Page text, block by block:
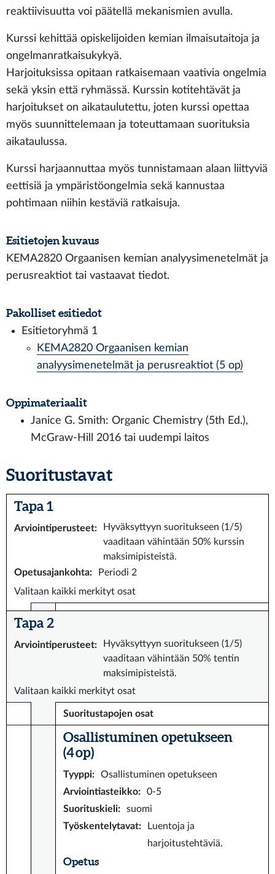
reaktiivisuutta voi päätellä mekanismien avulla.
Kurssi kehittää opiskelijoiden kemian ilmaisutaitoja ja
ongelmanratkaisukykyä.
Harjoituksissa opitaan ratkaisemaan vaativia ongelmia
sekä yksin että ryhmässä. Kurssin kotitehtävät ja
harjoitukset on aikataulutettu, joten kurssi opettaa
myös suunnittelemaan ja toteuttamaan suorituksia
aikataulussa.
Kurssi harjaannuttaa myös tunnistamaan alaan liittyviä
eettisiä ja ympäristöongelmia sekä kannustaa
pohtimaan niihin kestäviä ratkaisuja.
Esitietojen kuvaus
KEMA2820 Orgaanisen kemian analyysimenetelmät ja
perusreaktiot tai vastaavat tiedot.
Pakolliset esitiedot
Esitietoryhmä 1
KEMA2820 Orgaanisen kemian
analyysimenetelmät ja perusreaktiot (5 op)
Oppimateriaalit
Janice G. Smith: Organic Chemistry (5th Ed.),
McGraw-Hill 2016 tai uudempi laitos
Suoritustavat
Tapa 1
Arviointiperusteet:
Hyväksyttyyn suoritukseen (1/5)
vaaditaan vähintään 50% kurssin
maksimipisteistä.
Opetusajankohta:
Periodi 2
Valitaan kaikki merkityt osat
Tapa 2
Arviointiperusteet:
Hyväksyttyyn suoritukseen (1/5)
vaaditaan vähintään 50% tentin
maksimipisteistä.
Valitaan kaikki merkityt osat
Suoritustapojen osat
Osallistuminen opetukseen
(4 op)
Tyyppi:
Osallistuminen opetukseen
Arviointiasteikko:
0-5
Suorituskieli:
suomi
Työskentelytavat:
Luentoja ja
harjoitustehtäviä.
Opetus